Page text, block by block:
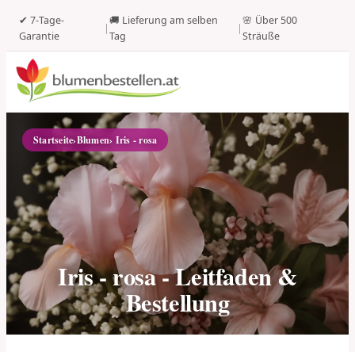
✔ 7-Tage-
Garantie
|
🚚 Lieferung am selben
Tag
|
🌸 Über 500
Sträuße
Startseite›Blumen› Iris - rosa
Iris - rosa - Leitfaden &
Bestellung